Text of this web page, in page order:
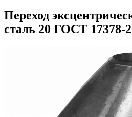
Переход
сталь 20 ГОСТ 17378-